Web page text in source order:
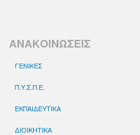
ΑΝΑΚΟΙΝΩΣΕΙΣ
ΓΕΝΙΚΕΣ
Π.Υ.Σ.Π.Ε.
ΕΚΠΑΙΔΕΥΤΙΚΑ
ΔΙΟΙΚΗΤΙΚΑ